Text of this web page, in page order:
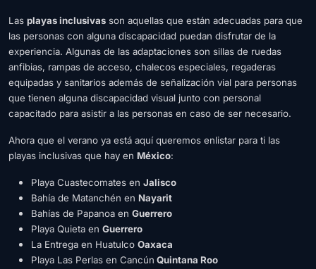
Las playas inclusivas son aquellas que están adecuadas para que
las personas con alguna discapacidad puedan disfrutar de la
experiencia. Algunas de las adaptaciones son sillas de ruedas
anfibias, rampas de acceso, chalecos especiales, regaderas
equipadas y sanitarios además de señalización vial para personas
que tienen alguna discapacidad visual junto con personal
capacitado para asistir a las personas en caso de ser necesario.
Ahora que el verano ya está aquí queremos enlistar para ti las
playas inclusivas que hay en México:
Playa Cuastecomates en Jalisco
Bahía de Matanchén en Nayarit
Bahías de Papanoa en Guerrero
Playa Quieta en Guerrero
La Entrega en Huatulco Oaxaca
Playa Las Perlas en Cancún Quintana Roo